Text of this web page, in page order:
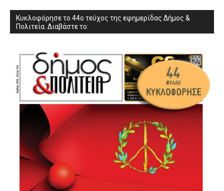
Κυκλοφόρησε το 44ο τεύχος της εφημερίδας Δήμος &
Πολιτεία. Διαβάστε το: